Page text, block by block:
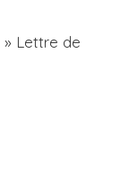
» Lettre de